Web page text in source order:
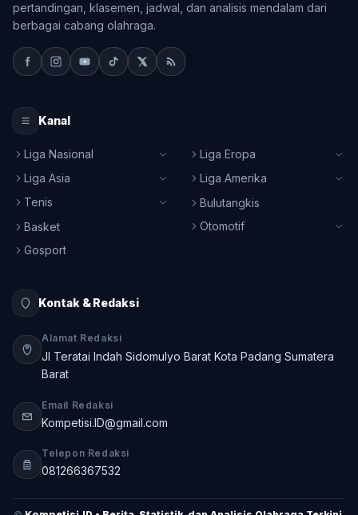
pertandingan, klasemen, jadwal, dan analisis mendalam dari
berbagai cabang olahraga.
Kanal
Liga Nasional
Liga Eropa
Liga Asia
Liga Amerika
Tenis
Bulutangkis
Basket
Otomotif
Gosport
Kontak & Redaksi
Alamat Redaksi
Jl Teratai Indah Sidomulyo Barat Kota Padang Sumatera
Barat
Email Redaksi
Kompetisi.ID@gmail.com
Telepon Redaksi
081266367532